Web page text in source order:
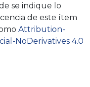
se indique lo
de este ítem
Attribution-
NoDerivatives 4.0